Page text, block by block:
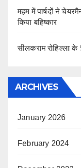
महम में पार्षदों ने
किया बहिष्कार
सीलकराम रोहिल्ला
ARCHIVES
January 2026
February 2024